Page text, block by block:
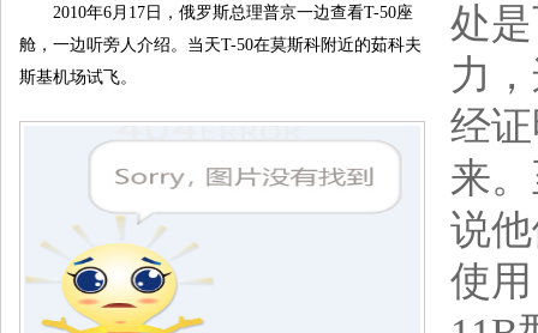
2010年6月17日，俄罗斯总理普京一边查看T-50座
舱，一边听旁人介绍。当天T-50在莫斯科附近的茹科夫
斯基机场试飞。
处
力
经
来
说
使